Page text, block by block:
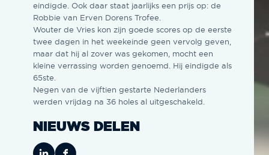
eindigde. Ook daar staat jaarlijks een prijs op: de
Robbie van Erven Dorens Trofee.
Wouter de Vries kon zijn goede scores op de eerste
twee dagen in het weekeinde geen vervolg geven,
maar dat hij al zover was gekomen, mocht een
kleine verrassing worden genoemd. Hij eindigde als
65ste.
Negen van de vijftien gestarte Nederlanders
werden vrijdag na 36 holes al uitgeschakeld.
NIEUWS DELEN